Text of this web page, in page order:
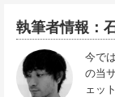
執筆者情報：
今で
の当
ェッ